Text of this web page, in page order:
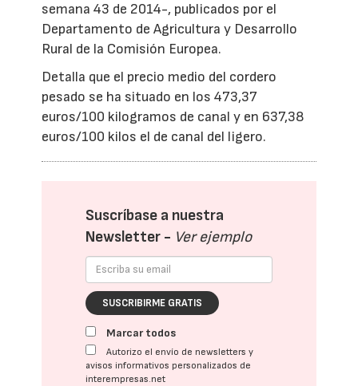
semana 43 de 2014-, publicados por el
Departamento de Agricultura y Desarrollo
Rural de la Comisión Europea.
Detalla que el precio medio del cordero
pesado se ha situado en los 473,37
euros/100 kilogramos de canal y en 637,38
euros/100 kilos el de canal del ligero.
Suscríbase a nuestra
Newsletter - Ver ejemplo
SUSCRIBIRME GRATIS
Marcar todos
Autorizo el envío de newsletters y
avisos informativos personalizados de
interempresas.net